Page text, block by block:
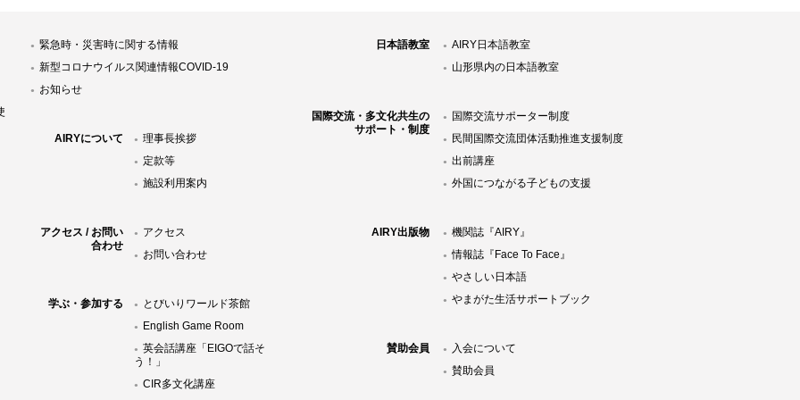
緊急時・災害時に関する情報
新型コロナウイルス関連情報COVID-19
お知らせ
AIRYについて
理事長挨拶
定款等
施設利用案内
アクセス / お問い
合わせ
アクセス
お問い合わせ
学ぶ・参加する
とびいりワールド茶館
English Game Room
英会話講座「EIGOで話そ
う！」
CIR多文化講座
日本語教室
AIRY日本語教室
山形県内の日本語教室
国際交流・多文化共生の
サポート・制度
国際交流サポーター制度
民間国際交流団体活動推進支援制度
出前講座
外国につながる子どもの支援
AIRY出版物
機関誌『AIRY』
情報誌『Face To Face』
やさしい日本語
やまがた生活サポートブック
賛助会員
入会について
賛助会員